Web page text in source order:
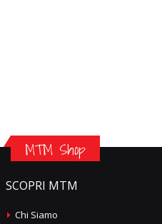
MTM Shop
SCOPRI MTM
Chi Siamo